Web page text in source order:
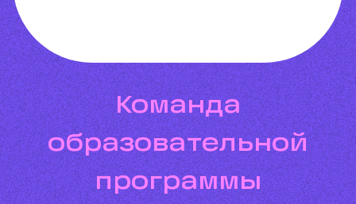
Команда
образовательной
программы